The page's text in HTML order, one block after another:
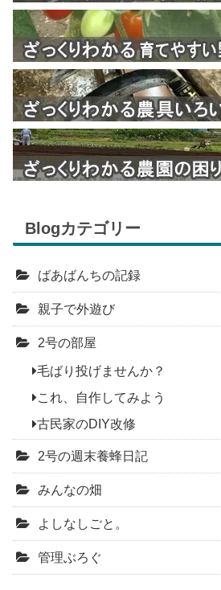
Blogカテゴリー
ばあばんちの記録
親子で外遊び
2号の部屋
毛ばり投げませんか？
これ、自作してみよう
古民家のDIY改修
2号の週末養蜂日記
みんなの畑
よしなしごと。
管理ぶろぐ